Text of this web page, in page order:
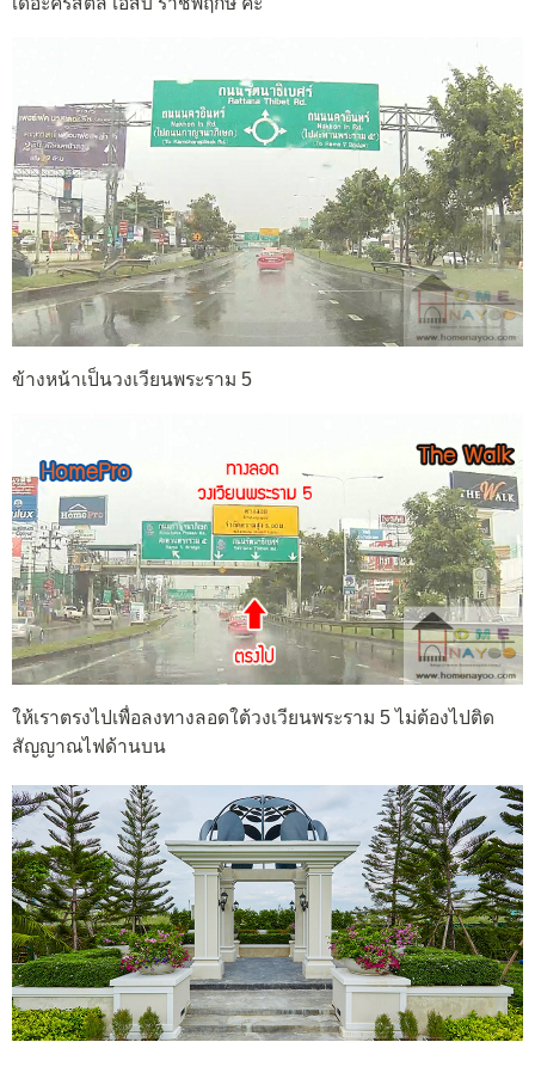
ข้างหน้าเป็นวงเวียนพระราม 5
ให้เราตรงไปเพื่อลงทางลอดใต้วงเวียนพระราม 5 ไม่ต้องไปติด
สัญญาณไฟด้านบน